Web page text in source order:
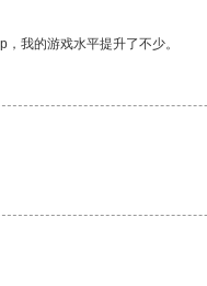
我的游戏水平提升了不少。